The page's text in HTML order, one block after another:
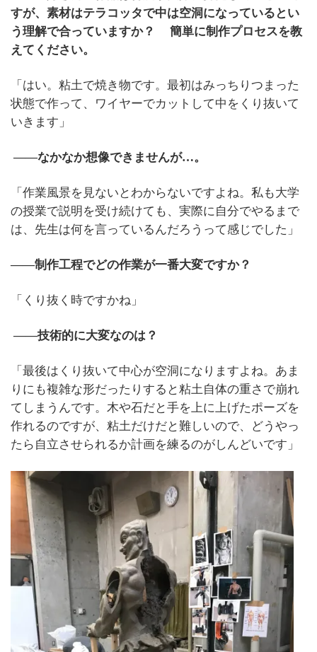
すが、素材はテラコッタで中は空洞になっているとい
う理解で合っていますか？ 簡単に制作プロセスを教
えてください。
「はい。粘土で焼き物です。最初はみっちりつまった
状態で作って、ワイヤーでカットして中をくり抜いて
いきます」
――なかなか想像できませんが…。
「作業風景を見ないとわからないですよね。私も大学
の授業で説明を受け続けても、実際に自分でやるまで
は、先生は何を言っているんだろうって感じでした」
――制作工程でどの作業が一番大変ですか？
「くり抜く時ですかね」
――技術的に大変なのは？
「最後はくり抜いて中心が空洞になりますよね。あま
りにも複雑な形だったりすると粘土自体の重さで崩れ
てしまうんです。木や石だと手を上に上げたポーズを
作れるのですが、粘土だけだと難しいので、どうやっ
たら自立させられるか計画を練るのがしんどいです」